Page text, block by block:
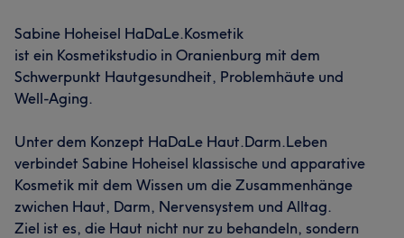
Sabine Hoheisel HaDaLe.Kosmetik
ist ein Kosmetikstudio in Oranienburg mit dem
Schwerpunkt Hautgesundheit, Problemhäute und
Well-Aging.
Unter dem Konzept HaDaLe Haut.Darm.Leben
verbindet Sabine Hoheisel klassische und apparative
Kosmetik mit dem Wissen um die Zusammenhänge
zwichen Haut, Darm, Nervensystem und Alltag.
Ziel ist es, die Haut nicht nur zu behandeln, sondern